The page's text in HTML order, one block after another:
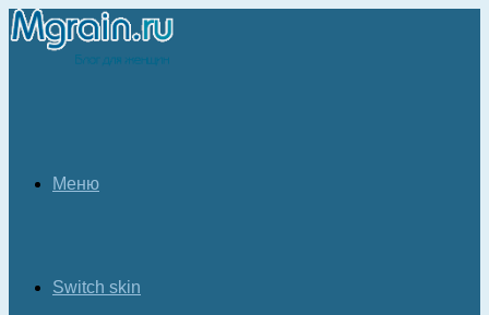
Меню
Switch skin